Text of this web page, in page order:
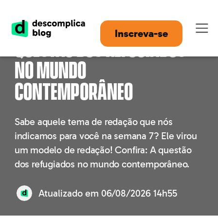
Inscreva-se
Modelo de Redação: A
questão dos refugiados
no mundo
contemporâneo
Sabe aquele tema de redação que nós
indicamos para você na semana 7? Ele virou
um modelo de redação! Confira: A questão
dos refugiados no mundo contemporâneo.
Atualizado em 06/08/2026 14h55